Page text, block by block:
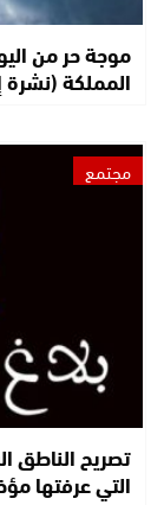
موجة حر من
المملكة (نشرة
مجتمع
تصريح الناطق
التي عرفتها